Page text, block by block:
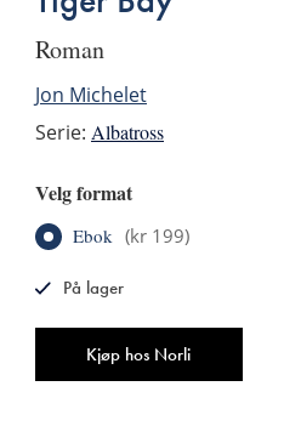
roman
Jon Michelet
Serie: Albatross
Velg format
Ebok (kr 199)
Kjøp hos Norli
På lager